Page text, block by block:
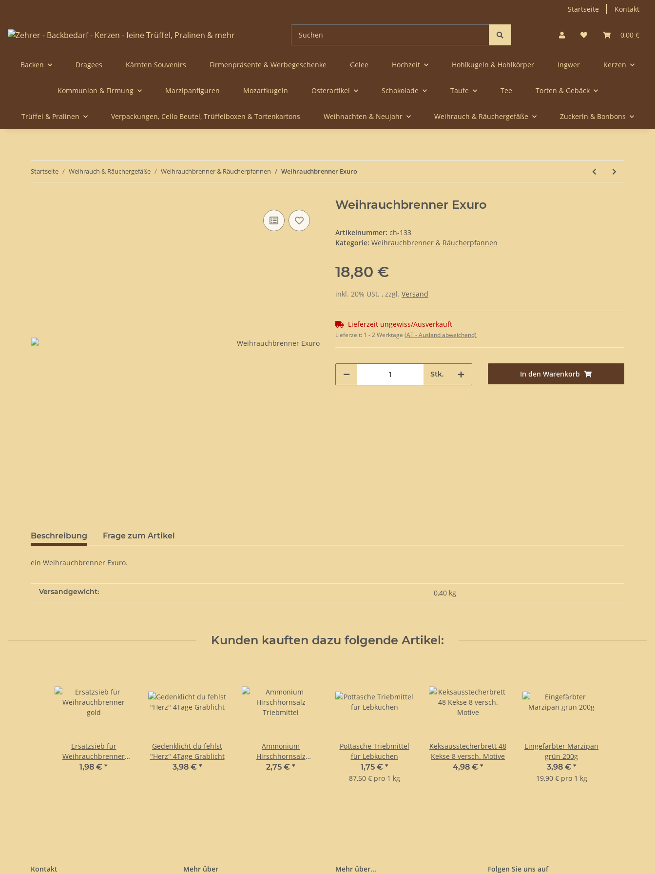
Startseite Kontakt
0,00 €
Backen Dragees Kärnten Souvenirs Firmenpräsente & Werbegeschenke Gelee Hochzeit Hohlkugeln & Hohlkörper Ingwer Kerzen
Kommunion & Firmung Marzipanfiguren Mozartkugeln Osterartikel Schokolade Taufe Tee Torten & Gebäck
Trüffel & Pralinen Verpackungen, Cello Beutel, Trüffelboxen & Tortenkartons Weihnachten & Neujahr Weihrauch & Räuchergefäße Zuckerln & Bonbons
Startseite Weihrauch & Räuchergefäße Weihrauchbrenner & Räucherpfannen Weihrauchbrenner Exuro
Weihrauchbrenner Exuro
Artikelnummer: ch-133
Kategorie: Weihrauchbrenner & Räucherpfannen
18,80 €
inkl. 20% USt. , zzgl. Versand
Lieferzeit ungewiss/Ausverkauft
Lieferzeit: 1 - 2 Werktage (AT - Ausland abweichend)
Stk. In den Warenkorb
Beschreibung Frage zum Artikel
ein Weihrauchbrenner Exuro.
Versandgewicht: 0,40 kg
Kunden kauften dazu folgende Artikel:
Ersatzsieb für
Weihrauchbrenner
gold
1,98 € *
Gedenklicht du fehlst
"Herz" 4Tage Grablicht
3,98 € *
Ammonium
Hirschhornsalz
Triebmittel
2,75 € *
Pottasche Triebmittel
für Lebkuchen
1,75 € *
87,50 € pro 1 kg
Keksausstecherbrett 48
Kekse 8 versch. Motive
4,98 € *
Eingefärbter Marzipan
grün 200g
3,98 € *
19,90 € pro 1 kg
Kontakt Mehr über Mehr über... Folgen Sie uns auf